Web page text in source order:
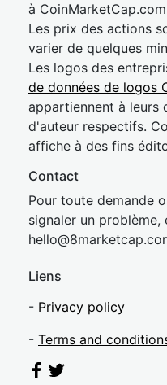
à CoinMarketCap.com
Les prix des actions
varier de quelques
Les logos des
de données de logos
appartiennent à leurs
d'auteur respectifs.
affiche à des fins
Contact
Pour toute demande
signaler un problème,
hello@8market
Liens
- Privacy policy
- Terms and